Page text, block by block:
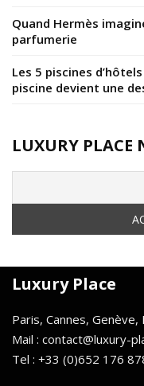
Quand Hermès
parfumerie
Les 5 piscines
piscine devient une
LUXURY PLACE
Luxury Place
Paris, Cannes, Genève,
Mail : contact@luxury-
Tel : +33 (0)652 176